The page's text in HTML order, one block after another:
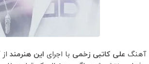
آهنگ علی کاتبی زخمی با اجرای این هنرمند